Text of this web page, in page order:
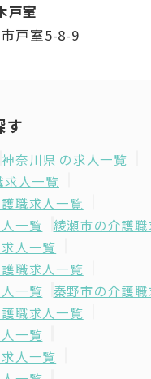
戸室
戸室5-8-9
す
神奈川県 の求人一覧
求人一覧
職求人一覧
一覧
綾瀬市の介護
人一覧
職求人一覧
一覧
秦野市の介護
職求人一覧
一覧
人一覧